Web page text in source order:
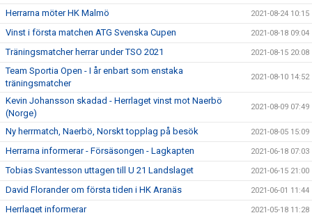
Herrarna möter HK Malmö 2021-08-24 10:15
Vinst i första matchen ATG Svenska Cupen 2021-08-18 09:04
Träningsmatcher herrar under TSO 2021 2021-08-15 20:08
Team Sportia Open - I år enbart som enstaka
träningsmatcher
2021-08-10 14:52
Kevin Johansson skadad - Herrlaget vinst mot Naerbö
(Norge)
2021-08-09 07:49
Ny herrmatch, Naerbö, Norskt topplag på besök 2021-08-05 15:09
Herrarna informerar - Försäsongen - Lagkapten 2021-06-18 07:03
Tobias Svantesson uttagen till U 21 Landslaget 2021-06-15 21:00
David Florander om första tiden i HK Aranäs 2021-06-01 11:44
Herrlaget informerar 2021-05-18 11:28